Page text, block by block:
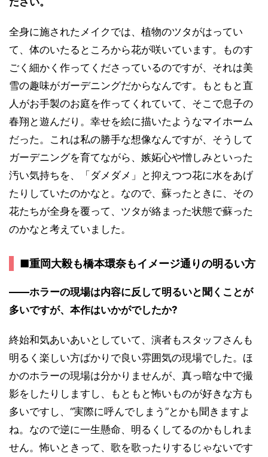
全身に施されたメイクでは、植物のツタがはってい
て、体のいたるところから花が咲いています。ものす
ごく細かく作ってくださっているのですが、それは美
雪の趣味がガーデニングだからなんです。もともと直
人がお手製のお庭を作ってくれていて、そこで息子の
春翔と遊んだり。幸せを絵に描いたようなマイホーム
だった。これは私の勝手な想像なんですが、そうして
ガーデニングを育てながら、嫉妬心や憎しみといった
汚い気持ちを、「ダメダメ」と抑えつつ花に水をあげ
たりしていたのかなと。なので、蘇ったときに、その
花たちが全身を覆って、ツタが絡まった状態で蘇った
のかなと考えていました。
■重岡大毅も橋本環奈もイメージ通りの明るい方
――ホラーの現場は内容に反して明るいと聞くことが
多いですが、本作はいかがでしたか?
終始和気あいあいとしていて、演者もスタッフさんも
明るく楽しい方ばかりで良い雰囲気の現場でした。ほ
かのホラーの現場は分かりませんが、真っ暗な中で撮
影をしたりしますし、もともと怖いものが好きな方も
多いですし、“実際に呼んでしまう”とかも聞きますよ
ね。なので逆に一生懸命、明るくしてるのかもしれま
せん。怖いときって、歌を歌ったりするじゃないです